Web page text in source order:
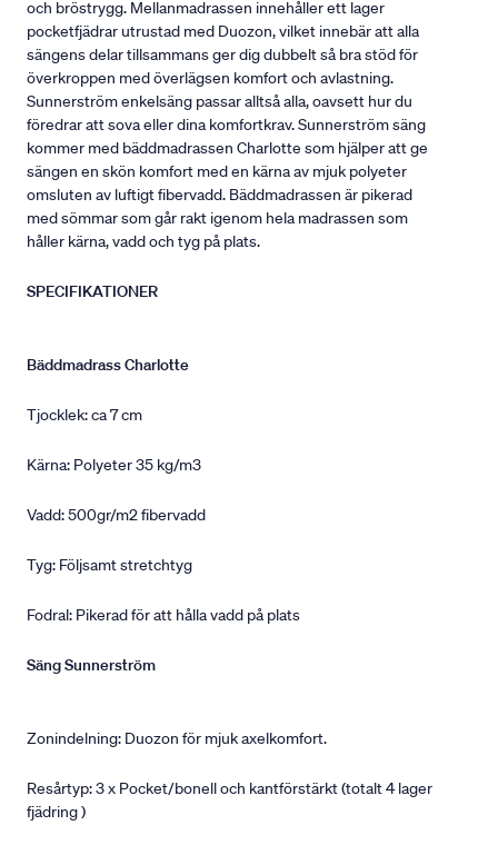
och bröstrygg. Mellanmadrassen innehåller ett lager
pocketfjädrar utrustad med Duozon, vilket innebär att alla
sängens delar tillsammans ger dig dubbelt så bra stöd för
överkroppen med överlägsen komfort och avlastning.
Sunnerström enkelsäng passar alltså alla, oavsett hur du
föredrar att sova eller dina komfortkrav. Sunnerström säng
kommer med bäddmadrassen Charlotte som hjälper att ge
sängen en skön komfort med en kärna av mjuk polyeter
omsluten av luftigt fibervadd. Bäddmadrassen är pikerad
med sömmar som går rakt igenom hela madrassen som
håller kärna, vadd och tyg på plats.
SPECIFIKATIONER
Bäddmadrass Charlotte
Tjocklek: ca 7 cm
Kärna: Polyeter 35 kg/m3
Vadd: 500gr/m2 fibervadd
Tyg: Följsamt stretchtyg
Fodral: Pikerad för att hålla vadd på plats
Säng Sunnerström
Zonindelning: Duozon för mjuk axelkomfort.
Resårtyp: 3 x Pocket/bonell och kantförstärkt (totalt 4 lager
fjädring )